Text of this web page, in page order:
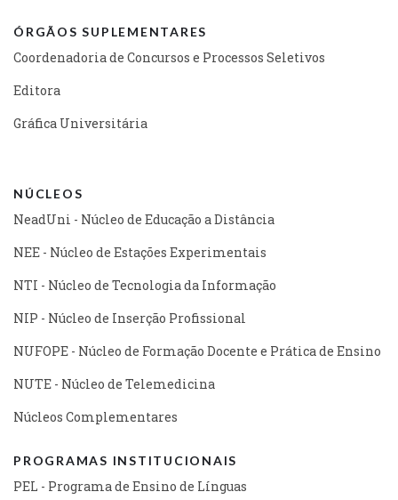
ÓRGÃOS SUPLEMENTARES
Coordenadoria de Concursos e Processos Seletivos
Editora
Gráfica Universitária
NÚCLEOS
NeadUni - Núcleo de Educação a Distância
NEE - Núcleo de Estações Experimentais
NTI - Núcleo de Tecnologia da Informação
NIP - Núcleo de Inserção Profissional
NUFOPE - Núcleo de Formação Docente e Prática de Ensino
NUTE - Núcleo de Telemedicina
Núcleos Complementares
PROGRAMAS INSTITUCIONAIS
PEL - Programa de Ensino de Línguas